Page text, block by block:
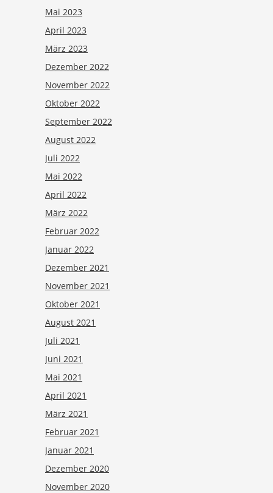
Mai 2023
April 2023
März 2023
Dezember 2022
November 2022
Oktober 2022
September 2022
August 2022
Juli 2022
Mai 2022
April 2022
März 2022
Februar 2022
Januar 2022
Dezember 2021
November 2021
Oktober 2021
August 2021
Juli 2021
Juni 2021
Mai 2021
April 2021
März 2021
Februar 2021
Januar 2021
Dezember 2020
November 2020